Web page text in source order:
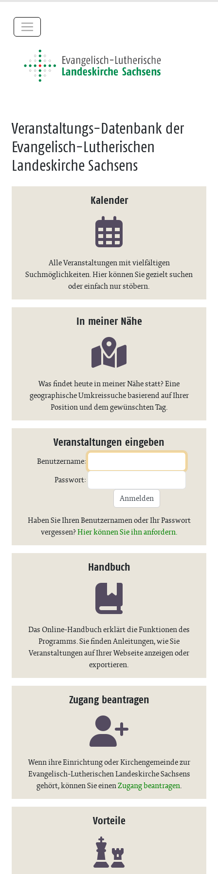
Veranstaltungs-Datenbank der
Evangelisch-Lutherischen
Landeskirche Sachsens
Kalender
Alle Veranstaltungen mit vielfältigen
Suchmöglichkeiten. Hier können Sie gezielt suchen
oder einfach nur stöbern.
In meiner Nähe
Was findet heute in meiner Nähe statt? Eine
geographische Umkreissuche basierend auf Ihrer
Position und dem gewünschten Tag.
Veranstaltungen eingeben
Benutzername:
Passwort:
Anmelden
Haben Sie Ihren Benutzernamen oder Ihr Passwort
vergessen?Hier können Sie ihn anfordern.
Handbuch
Das Online-Handbuch erklärt die Funktionen des
Programms. Sie finden Anleitungen, wie Sie
Veranstaltungen auf Ihrer Webseite anzeigen oder
exportieren.
Zugang beantragen
Wenn ihre Einrichtung oder Kirchengemeinde zur
Evangelisch-Lutherischen Landeskirche Sachsens
gehört, können Sie einenZugang beantragen.
Vorteile